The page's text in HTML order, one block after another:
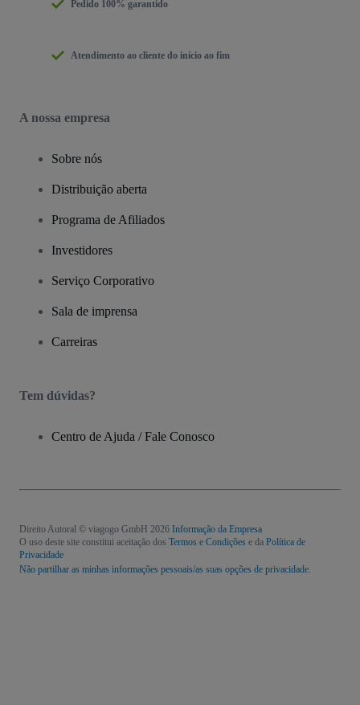
Pedido 100% garantido
Atendimento ao cliente do início ao fim
A nossa empresa
Sobre nós
Distribuição aberta
Programa de Afiliados
Investidores
Serviço Corporativo
Sala de imprensa
Carreiras
Tem dúvidas?
Centro de Ajuda / Fale Conosco
Direito Autoral © viagogo GmbH 2026 Informação da Empresa
O uso deste site constitui aceitação dos Termos e Condições e da Política de
Privacidade
Não partilhar as minhas informações pessoais/as suas opções de privacidade.